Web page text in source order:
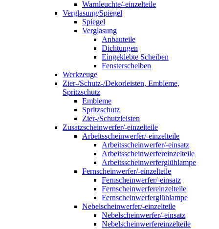
Warnleuchte/-einzelteile
Verglasung/Spiegel
Spiegel
Verglasung
Anbauteile
Dichtungen
Eingeklebte Scheiben
Fensterscheiben
Werkzeuge
Zier-/Schutz-/Dekorleisten, Embleme,
Spritzschutz
Embleme
Spritzschutz
Zier-/Schutzleisten
Zusatzscheinwerfer/-einzelteile
Arbeitsscheinwerfer/-einzelteile
Arbeitsscheinwerfer/-einsatz
Arbeitsscheinwerfereinzelteile
Arbeitsscheinwerferglühlampe
Fernscheinwerfer/-einzelteile
Fernscheinwerfer/-einsatz
Fernscheinwerfereinzelteile
Fernscheinwerferglühlampe
Nebelscheinwerfer/-einzelteile
Nebelscheinwerfer/-einsatz
Nebelscheinwerfereinzelteile